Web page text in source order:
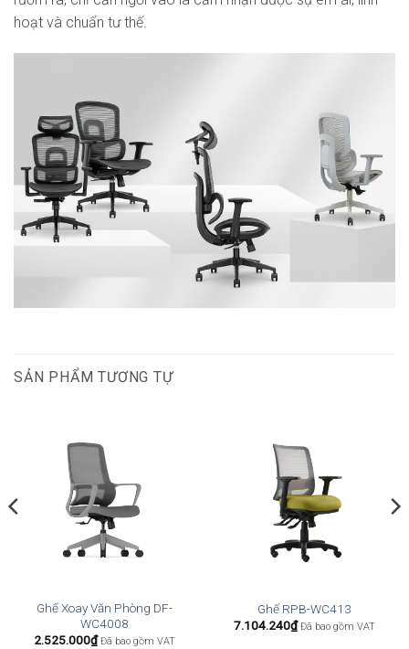
hoạt và chuẩn tư thế.
SẢN PHẨM TƯƠNG TỰ
Ghế Xoay Văn Phòng DF-
WC4008
2.525.000₫ Đã bao gồm VAT
Ghế RPB-WC413
7.104.240₫ Đã bao gồm VAT